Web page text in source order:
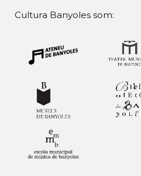
Cultura Banyoles som: